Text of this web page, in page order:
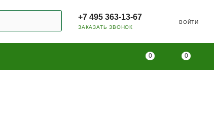
+7 495 363-13-67
ЗАКАЗАТЬ ЗВОНОК
ВОЙТИ
0 0